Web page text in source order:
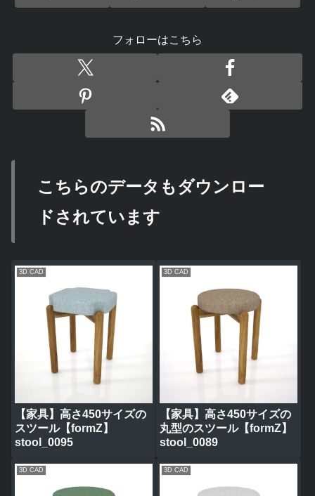
フォローはこちら
こちらのデータもダウンロー
ドされています
3D CAD
【家具】高さ450サイズの
スツール【formZ】
stool_0095
3D CAD
【家具】高さ450サイズの
丸型のスツール【formZ】
stool_0089
3D CAD 3D CAD